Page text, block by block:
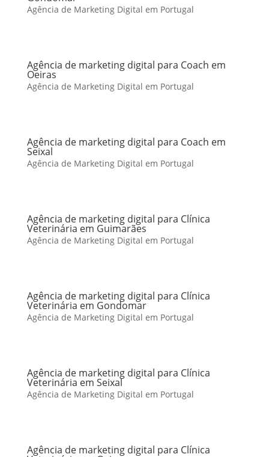
Agência de Marketing Digital em Portugal
Agência de marketing digital para Coach em
Oeiras
Agência de Marketing Digital em Portugal
Agência de marketing digital para Coach em
Seixal
Agência de Marketing Digital em Portugal
Agência de marketing digital para Clínica
Veterinária em Guimarães
Agência de Marketing Digital em Portugal
Agência de marketing digital para Clínica
Veterinária em Gondomar
Agência de Marketing Digital em Portugal
Agência de marketing digital para Clínica
Veterinária em Seixal
Agência de Marketing Digital em Portugal
Agência de marketing digital para Clínica